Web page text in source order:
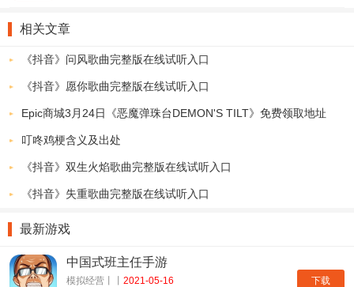
相关文章
《抖音》问风歌曲完整版在线试听入口
《抖音》愿你歌曲完整版在线试听入口
Epic商城3月24日《恶魔弹珠台DEMON'S TILT》免费领取地址
叮咚鸡梗含义及出处
《抖音》双生火焰歌曲完整版在线试听入口
《抖音》失重歌曲完整版在线试听入口
最新游戏
下载
中国式班主任手游
模拟经营丨丨 2021-05-16